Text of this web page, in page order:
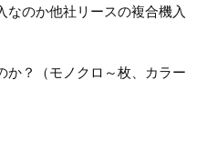
なのか他社リースの複合機入
か？（モノクロ～枚、カラー